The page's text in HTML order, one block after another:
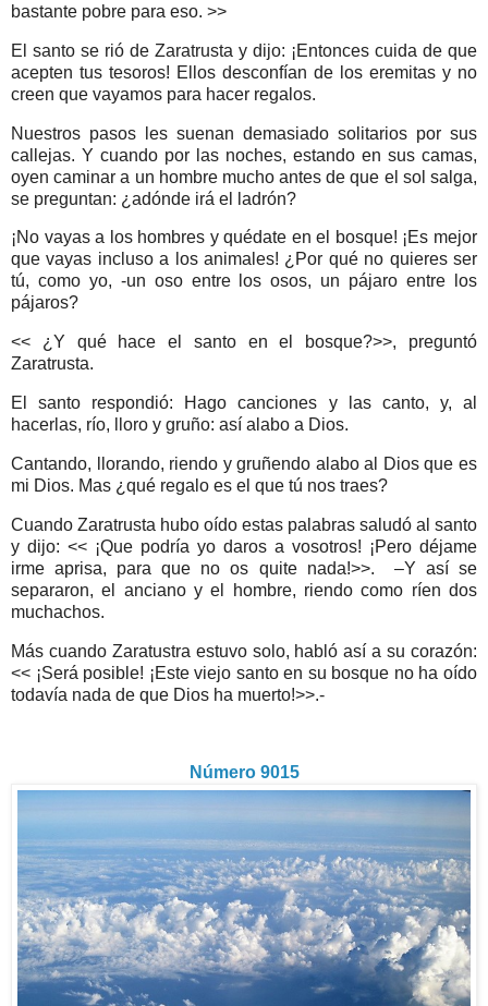
bastante pobre para eso. >>
El santo se rió de Zaratrusta y dijo: ¡Entonces cuida de que
acepten tus tesoros! Ellos desconfían de los eremitas y no
creen que vayamos para hacer regalos.
Nuestros pasos les suenan demasiado solitarios por sus
callejas. Y cuando por las noches, estando en sus camas,
oyen caminar a un hombre mucho antes de que el sol salga,
se preguntan: ¿adónde irá el ladrón?
¡No vayas a los hombres y quédate en el bosque! ¡Es mejor
que vayas incluso a los animales! ¿Por qué no quieres ser
tú, como yo, -un oso entre los osos, un pájaro entre los
pájaros?
<< ¿Y qué hace el santo en el bosque?>>, preguntó
Zaratrusta.
El santo respondió: Hago canciones y las canto, y, al
hacerlas, río, lloro y gruño: así alabo a Dios.
Cantando, llorando, riendo y gruñendo alabo al Dios que es
mi Dios. Mas ¿qué regalo es el que tú nos traes?
Cuando Zaratrusta hubo oído estas palabras saludó al santo
y dijo: << ¡Que podría yo daros a vosotros! ¡Pero déjame
irme aprisa, para que no os quite nada!>>.
–Y así se
separaron, el anciano y el hombre, riendo como ríen dos
muchachos.
Más cuando Zaratustra estuvo solo, habló así a su corazón:
<< ¡Será posible! ¡Este viejo santo en su bosque no ha oído
todavía nada de que Dios ha muerto!>>.-
Número 9015